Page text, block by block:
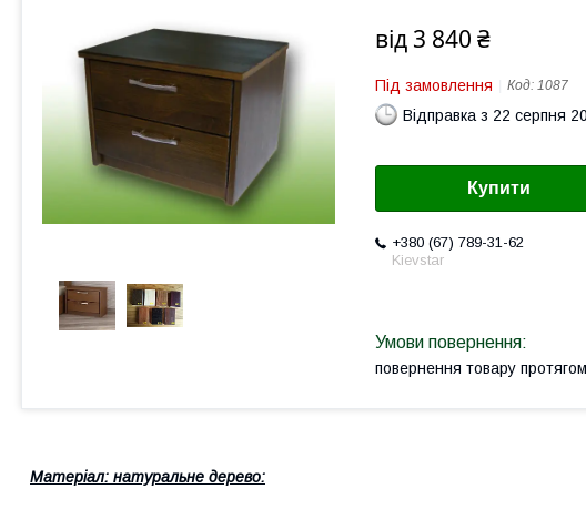
від 3 840 ₴
Під замовлення Код: 1087
Відправка з 22 серпня
Купити
+380 (67) 789-31-62
Kievstar
повернення товару
Матеріал: натуральне дерево: